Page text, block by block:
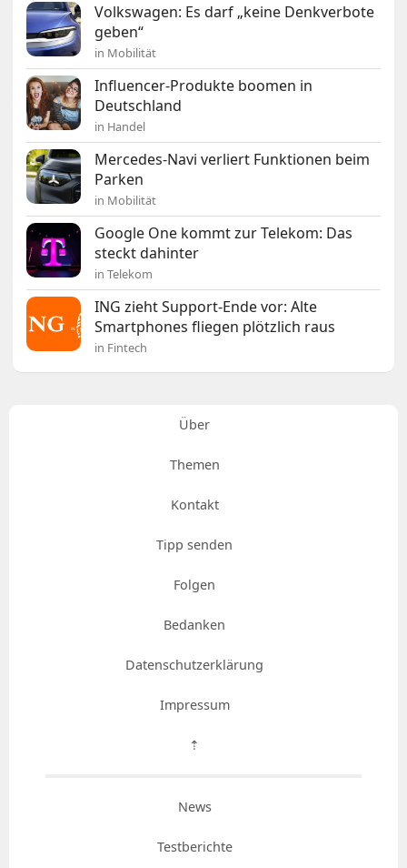
Volkswagen: Es darf „keine Denkverbote
geben“
in Mobilität
Influencer-Produkte boomen in
Deutschland
in Handel
Mercedes-Navi verliert Funktionen beim
Parken
in Mobilität
Google One kommt zur Telekom: Das
steckt dahinter
in Telekom
ING zieht Support-Ende vor: Alte
Smartphones fliegen plötzlich raus
in Fintech
Über
Themen
Kontakt
Tipp senden
Folgen
Bedanken
Datenschutzerklärung
Impressum
⇡
News
Testberichte